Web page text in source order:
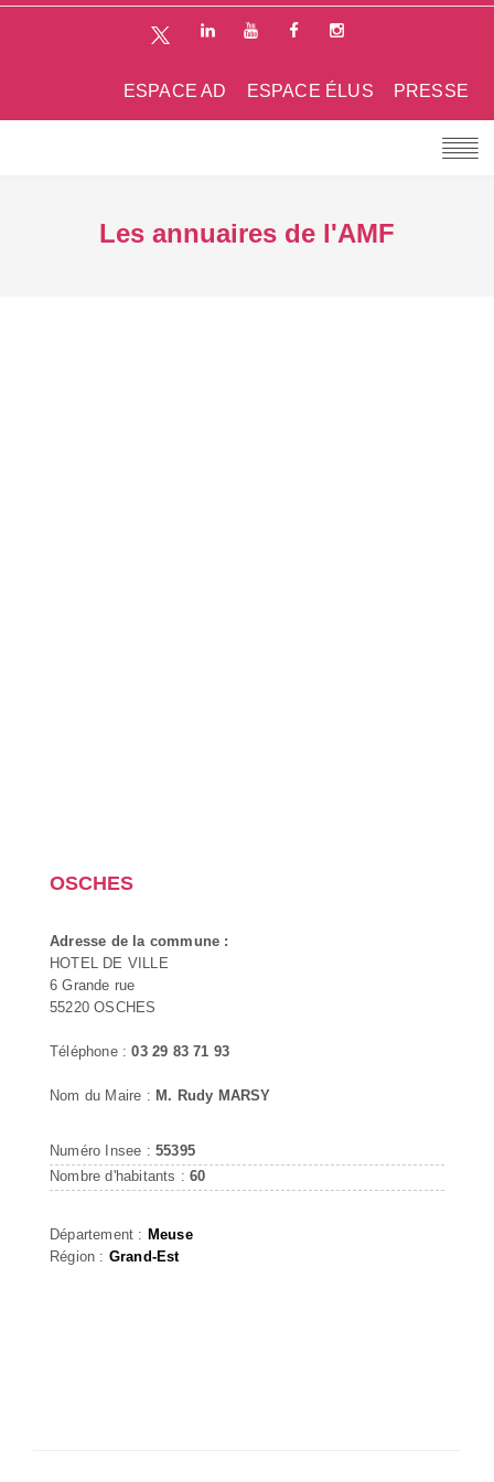
PRESSE
ESPACE ÉLUS
ESPACE AD
Les annuaires de l'AMF
OSCHES
Adresse de la commune :
HOTEL DE VILLE
6 Grande rue
55220 OSCHES
Téléphone :03 29 83 71 93
Nom du Maire : M. Rudy MARSY
Numéro Insee : 55395
Nombre d'habitants :60
Département : Meuse
Région : Grand-Est